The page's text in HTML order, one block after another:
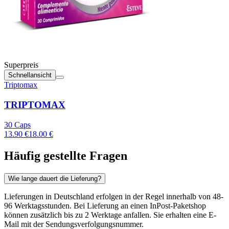
Superpreis
Schnellansicht
Triptomax
TRIPTOMAX
30 Caps
13.90 €18.00 €
Häufig gestellte Fragen
Wie lange dauert die Lieferung?
Lieferungen in Deutschland erfolgen in der Regel innerhalb von 48-
96 Werktagsstunden. Bei Lieferung an einen InPost-Paketshop
können zusätzlich bis zu 2 Werktage anfallen. Sie erhalten eine E-
Mail mit der Sendungsverfolgungsnummer.